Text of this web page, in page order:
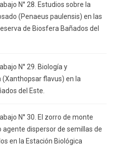
N° 28. Estudios sobre la
(Penaeus paulensis) en las
de Biosfera Bañados del
N° 29. Biología y
flavus) en la
del Este.
N° 30. El zorro de monte
dispersor de semillas de
en la Estación Biológica